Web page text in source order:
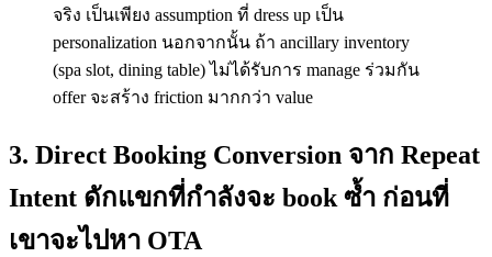
จริง เป็นเพียง assumption ที่ dress up เป็น
personalization นอกจากนั้น ถ้า ancillary inventory
(spa slot, dining table) ไม่ได้รับการ manage ร่วมกัน
offer จะสร้าง friction มากกว่า value
3. Direct Booking Conversion จาก Repeat
Intent ดักแขกที่กำลังจะ book ซ้ำ ก่อนที่
เขาจะไปหา OTA